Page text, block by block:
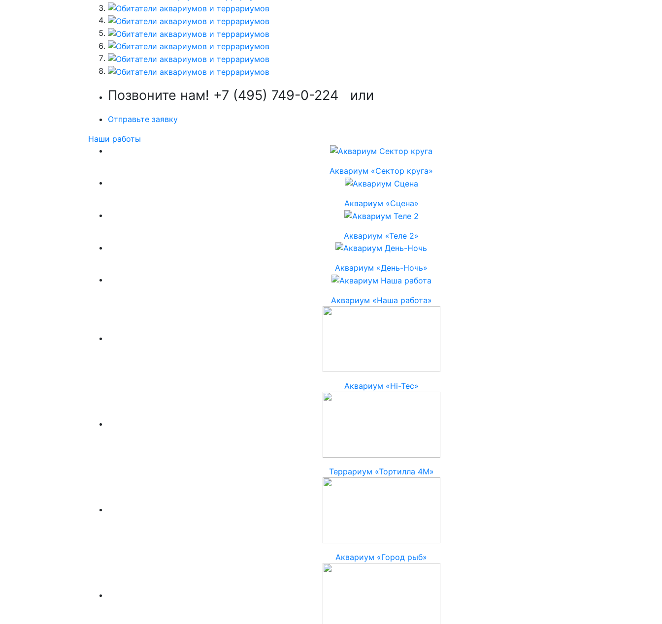
Позвоните нам! +7 (495) 749-0-224 или
Отправьте заявку
Наши работы
Аквариум «Сектор круга»
Аквариум «Сцена»
Аквариум «Теле 2»
Аквариум «День-Ночь»
Аквариум «Наша работа»
Аквариум «Hi-Tec»
Террариум «Тортилла 4М»
Аквариум «Город рыб»